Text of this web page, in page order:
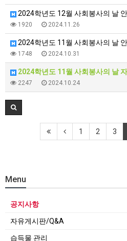
2024학년도 12월 사회봉사의 날
1920 2024.11.26
2024학년도 11월 사회봉사의 날
1748 2024.10.31
2024학년도 11월 사회봉사의 날
2247 2024.10.24
1 2 3
Menu
공지사항
자유게시판/Q&A
습득물 관리